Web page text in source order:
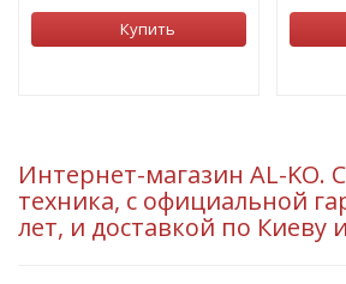
Купить
Интернет-магазин AL-KO.
техника, с официальной
лет, и доставкой по Киеву